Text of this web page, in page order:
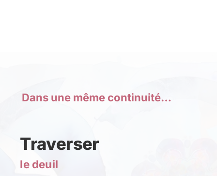
Dans une même continuité…
Traverser
le deuil